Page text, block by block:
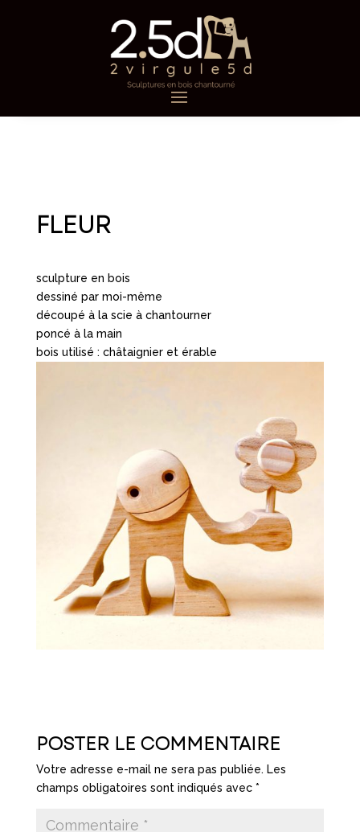
FLEUR
sculpture en bois
dessiné par moi-même
découpé à la scie à chantourner
poncé à la main
bois utilisé : châtaignier et érable
POSTER LE COMMENTAIRE
Votre adresse e-mail ne sera pas publiée. Les
champs obligatoires sont indiqués avec *